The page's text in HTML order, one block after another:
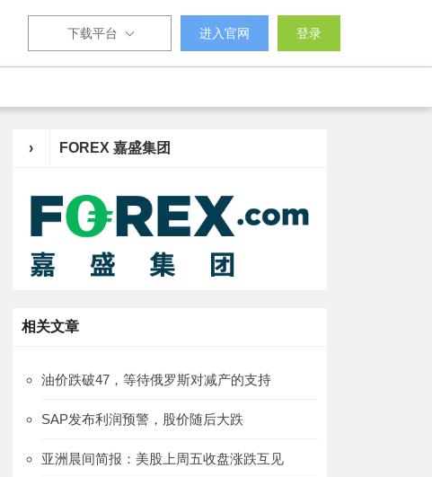
下载平台 进入官网 登录
› FOREX 嘉盛集团
相关文章
油价跌破47，等待俄罗斯对减产的支持
SAP发布利润预警，股价随后大跌
亚洲晨间简报：美股上周五收盘涨跌互见